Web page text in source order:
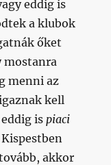
eddig is
a klubok
őket
mostanra
menni az
kell
is piaci
Kispestben
akkor